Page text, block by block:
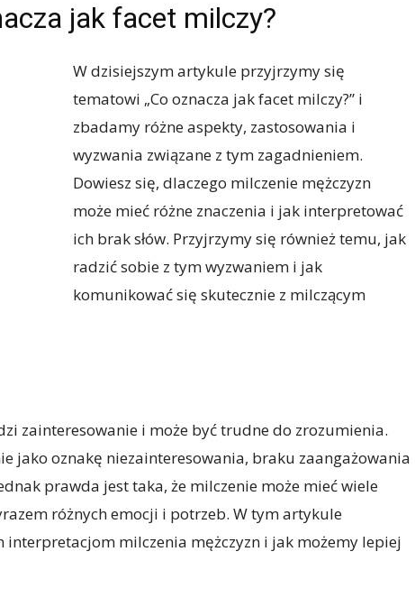
jak facet milczy?
W dzisiejszym artykule przyjrzymy się
tematowi „Co oznacza jak facet milczy?” i
zbadamy różne aspekty, zastosowania i
wyzwania związane z tym zagadnieniem.
Dowiesz się, dlaczego milczenie mężczyzn
może mieć różne znaczenia i jak interpretować
ich brak słów. Przyjrzymy się również temu, jak
radzić sobie z tym wyzwaniem i jak
komunikować się skutecznie z milczącym
zainteresowanie i może być trudne do zrozumienia.
jako oznakę niezainteresowania, braku zaangażowania
prawda jest taka, że milczenie może mieć wiele
różnych emocji i potrzeb. W tym artykule
milczenia mężczyzn i jak możemy lepiej